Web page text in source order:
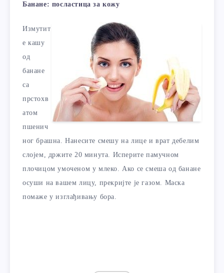
Банане: посластица за кожу
Измутит
е кашу
од
банане
са
прстохв
атом
пшенич
ног брашна. Нанесите смешу на лице и врат дебелим
слојем, држите 20 минута. Исперите памучном
плочицом умоченом у млеко. Ако се смеша од банане
осуши на вашем лицу, прекријте је газом. Маска
помаже у изглађивању бора.